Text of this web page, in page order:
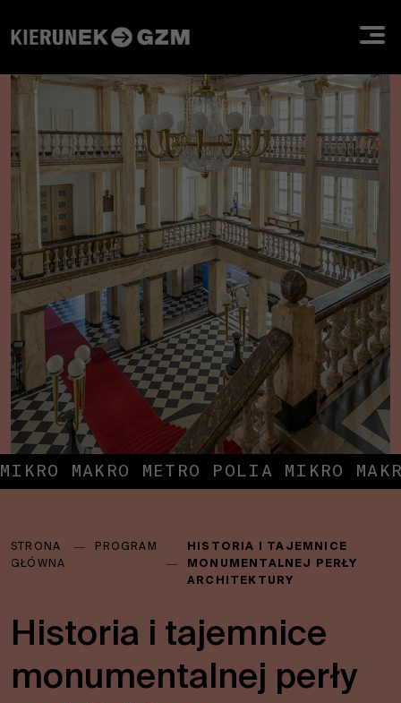
MIKRO MAKRO METRO POLIA MIKRO
tutaj:
STRONA
GŁÓWNA
―
PROGRAM
―
HISTORIA I TAJEMNICE
MONUMENTALNEJ PERŁY
ARCHITEKTURY
Historia i tajemnice
monumentalnej perły